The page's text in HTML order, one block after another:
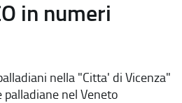
in numeri
nella "Citta' di Vicenza"
palladiane nel Veneto